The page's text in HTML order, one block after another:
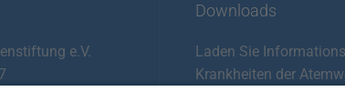
e.V.
Downloads
Laden Sie
Krankheiten der